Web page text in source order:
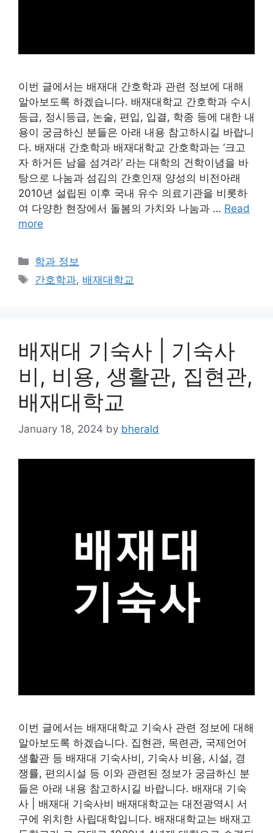
이번 글에서는 배재대 간호학과 관련 정보에 대해
알아보도록 하겠습니다. 배재대학교 간호학과 수시
등급, 정시등급, 논술, 편입, 입결, 학종 등에 대한 내
용이 궁금하신 분들은 아래 내용 참고하시길 바랍니
다. 배재대 간호학과 배재대학교 간호학과는 ‘크고
자 하거든 남을 섬겨라’ 라는 대학의 건학이념을 바
탕으로 나눔과 섬김의 간호인재 양성의 비전아래
2010년 설립된 이후 국내 유수 의료기관을 비롯하
여 다양한 현장에서 돌봄의 가치와 나눔과 … Read
more
Categories
학과 정보
Tags
간호학과, 배재대학교
배재대 기숙사 | 기숙사
비, 비용, 생활관, 집현관,
배재대학교
January 18, 2024 by bherald
이번 글에서는 배재대학교 기숙사 관련 정보에 대해
알아보도록 하겠습니다. 집현관, 목련관, 국제언어
생활관 등 배재대 기숙사비, 기숙사 비용, 시설, 경
쟁률, 편의시설 등 이와 관련된 정보가 궁금하신 분
들은 아래 내용 참고하시길 바랍니다. 배재대 기숙
사 | 배재대 기숙사비 배재대학교는 대전광역시 서
구에 위치한 사립대학입니다. 배재대학교는 배재고